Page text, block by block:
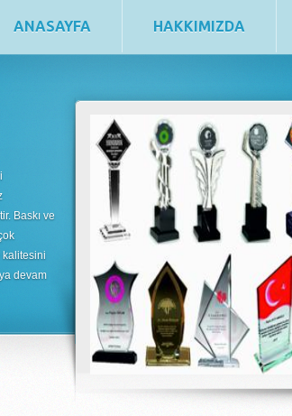
ANASAYFA HAKKIMIZDA
Baskı ve
kalitesini
devam